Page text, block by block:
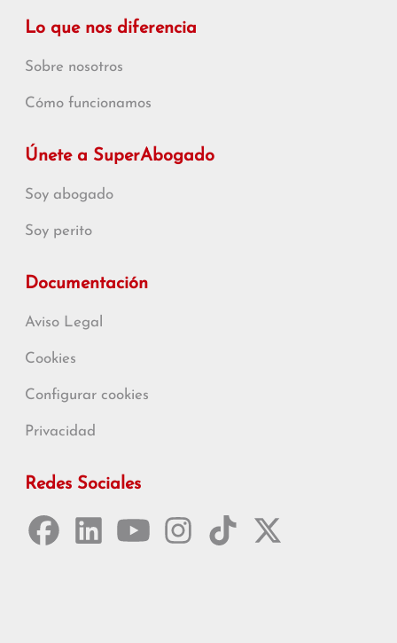
Lo que nos diferencia
Sobre nosotros
Cómo funcionamos
Únete a SuperAbogado
Soy abogado
Soy perito
Documentación
Aviso Legal
Cookies
Configurar cookies
Privacidad
Redes Sociales